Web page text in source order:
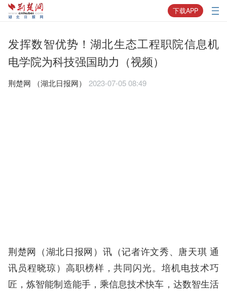
下载APP
发挥数智优势！湖北生态工程职院信息机
电学院为科技强国助力（视频）
荆楚网 ​（湖北日报网） 2023-07-05 08:49
荆楚网（湖北日报网）讯（记者许文秀、唐天琪 通
讯员程晓琼）高职榜样，共同闪光。培机电技术巧
匠，炼智能制造能手，乘信息技术快车，达数智生活